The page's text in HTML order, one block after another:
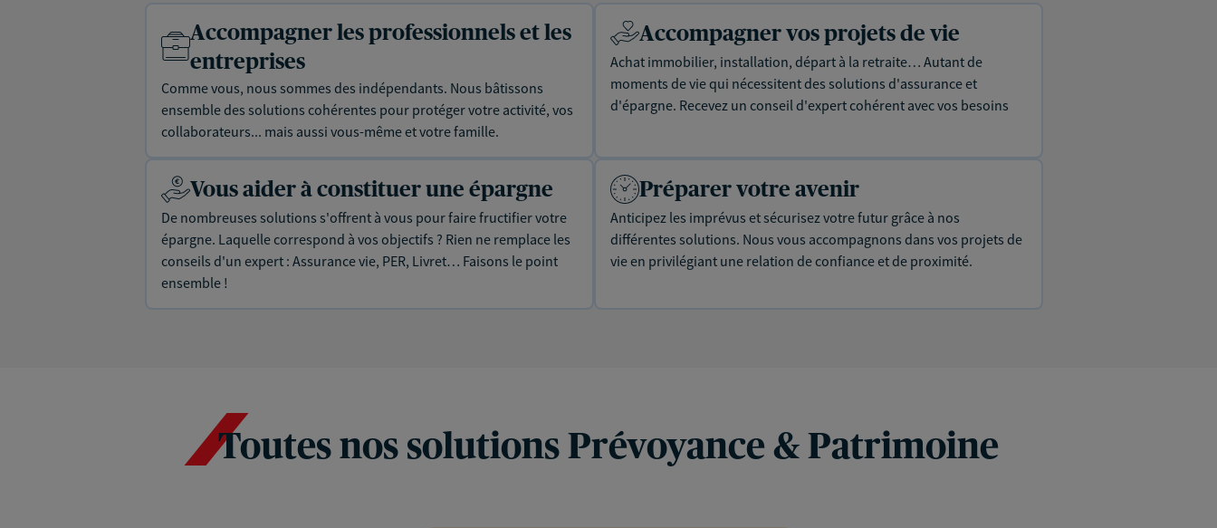
Accompagner les professionnels et les
entreprises
Comme vous, nous sommes des indépendants. Nous bâtissons
ensemble des solutions cohérentes pour protéger votre activité, vos
collaborateurs... mais aussi vous-même et votre famille.
Accompagner vos projets de vie
Achat immobilier, installation, départ à la retraite… Autant de
moments de vie qui nécessitent des solutions d'assurance et
d'épargne. Recevez un conseil d'expert cohérent avec vos besoins
Vous aider à constituer une épargne
De nombreuses solutions s'offrent à vous pour faire fructifier votre
épargne. Laquelle correspond à vos objectifs ? Rien ne remplace les
conseils d'un expert : Assurance vie, PER, Livret… Faisons le point
ensemble !
Préparer votre avenir
Anticipez les imprévus et sécurisez votre futur grâce à nos
différentes solutions. Nous vous accompagnons dans vos projets de
vie en privilégiant une relation de confiance et de proximité.
Toutes nos solutions Prévoyance & Patrimoine